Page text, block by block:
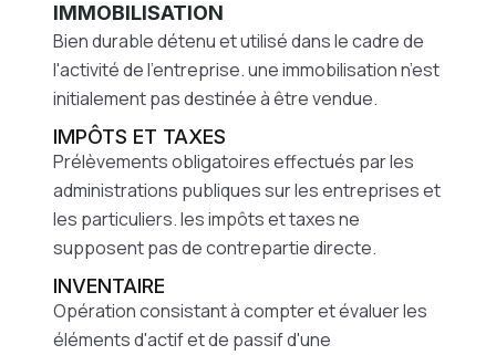
IMMOBILISATION
Bien durable détenu et utilisé dans le cadre de
l'activité de l'entreprise. une immobilisation n’est
initialement pas destinée à être vendue.
IMPÔTS ET TAXES
Prélèvements obligatoires effectués par les
administrations publiques sur les entreprises et
les particuliers. les impôts et taxes ne
supposent pas de contrepartie directe.
INVENTAIRE
Opération consistant à compter et évaluer les
éléments d'actif et de passif d'une